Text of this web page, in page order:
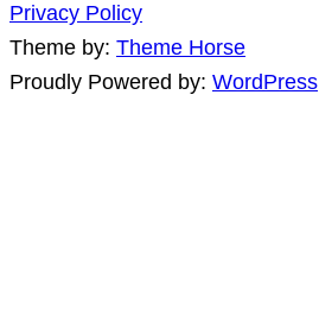
Privacy Policy
Theme by: Theme Horse
Proudly Powered by: WordPress